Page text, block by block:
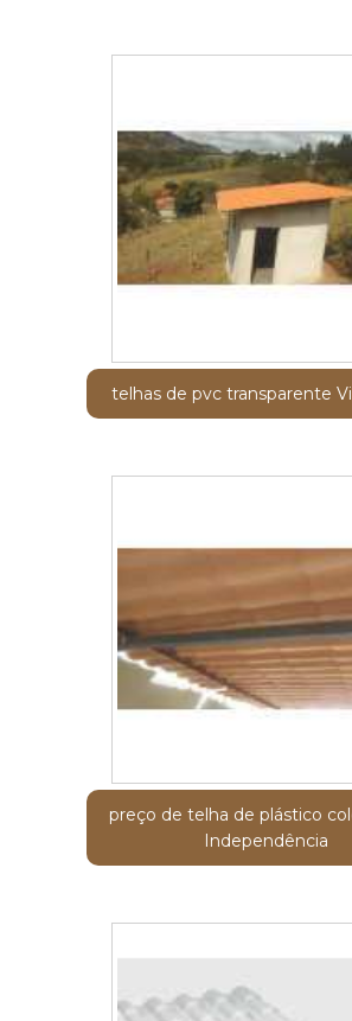
telhas de pvc transparente
preço de telha de plástico
Independência